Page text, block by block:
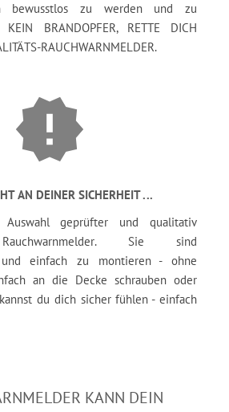
bewusstlos zu werden und zu
BRANDOPFER, RETTE DICH
RAUCHWARNMELDER.
AN DEINER SICHERHEIT ...
geprüfter und qualitativ
Sie sind
und einfach zu montieren - ohne
an die Decke schrauben oder
du dich sicher fühlen - einfach
KANN DEIN